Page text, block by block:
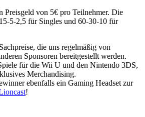
Preisgeld von 5€ pro Teilnehmer. Die
5-2,5 für Singles und 60-30-10 für
die uns regelmäßig von
Sponsoren bereitgestellt werden.
für die Wii U und den Nintendo 3DS,
Merchandising.
ebenfalls ein Gaming Headset zur
!